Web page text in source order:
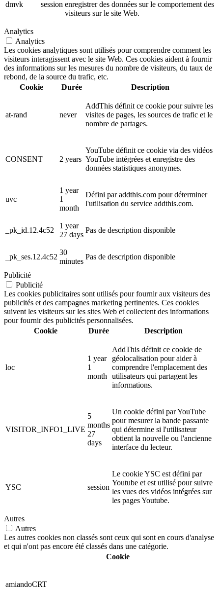
dmvk session enregistrer des données sur le comportement des
visiteurs sur le site Web.
Analytics
Analytics
Les cookies analytiques sont utilisés pour comprendre comment les
visiteurs interagissent avec le site Web. Ces cookies aident à fournir
des informations sur les mesures du nombre de visiteurs, du taux de
rebond, de la source du trafic, etc.
Cookie
Durée Description
at-rand never
AddThis définit ce cookie pour suivre les
visites de pages, les sources de trafic et le
nombre de partages.
CONSENT 2 years
YouTube définit ce cookie via des vidéos
YouTube intégrées et enregistre des
données statistiques anonymes.
uvc
1 year
1
month
Défini par addthis.com pour déterminer
l'utilisation du service addthis.com.
_pk_id.12.4c52
1 year
27 days
Pas de description disponible
_pk_ses.12.4c52
30
minutes
Pas de description disponible
Publicité
Publicité
Les cookies publicitaires sont utilisés pour fournir aux visiteurs des
publicités et des campagnes marketing pertinentes. Ces cookies
suivent les visiteurs sur les sites Web et collectent des informations
pour fournir des publicités personnalisées.
Cookie
Durée Description
loc
1 year
1
month
AddThis définit ce cookie de
géolocalisation pour aider à
comprendre l'emplacement des
utilisateurs qui partagent les
informations.
VISITOR_INFO1_LIVE
5
months
27
days
Un cookie défini par YouTube
pour mesurer la bande passante
qui détermine si l'utilisateur
obtient la nouvelle ou l'ancienne
interface du lecteur.
YSC session
Le cookie YSC est défini par
Youtube et est utilisé pour suivre
les vues des vidéos intégrées sur
les pages Youtube.
Autres
Autres
Les autres cookies non classés sont ceux qui sont en cours d'analyse
et qui n'ont pas encore été classés dans une catégorie.
Cookie
amiandoCRT